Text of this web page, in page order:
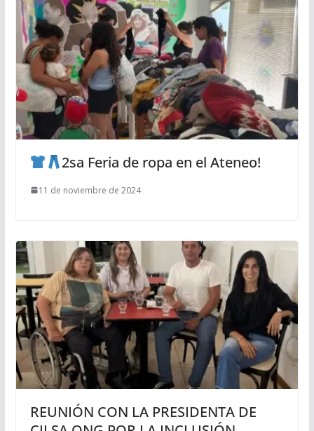
2sa Feria de ropa en el Ateneo!
11 de noviembre de 2024
REUNIÓN CON LA PRESIDENTA DE